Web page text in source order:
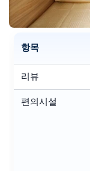
항목
리뷰
편의시설